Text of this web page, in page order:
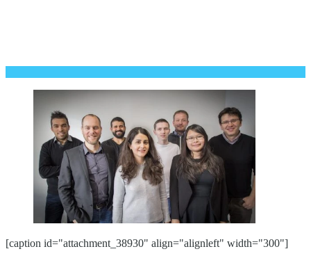
[caption id="attachment_38930" align="alignleft" width="300"]